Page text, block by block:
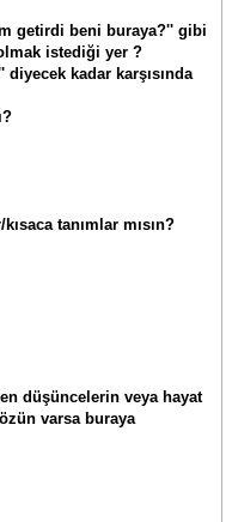
getirdi beni buraya?'' gibi
istediği yer ?
kadar karşısında
tanımlar mısın?
düşüncelerin veya hayat
varsa buraya